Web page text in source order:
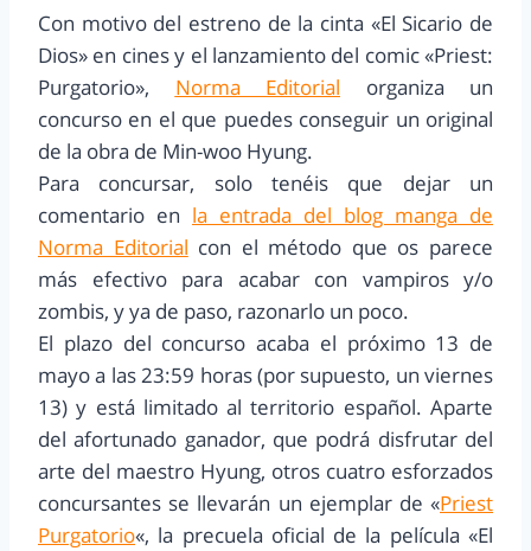
Con motivo del estreno de la cinta «El Sicario de
Dios» en cines y el lanzamiento del comic «Priest:
Purgatorio», Norma Editorial organiza un
concurso en el que puedes conseguir un original
de la obra de Min-woo Hyung.
Para concursar, solo tenéis que dejar un
comentario en la entrada del blog manga de
Norma Editorial con el método que os parece
más efectivo para acabar con vampiros y/o
zombis, y ya de paso, razonarlo un poco.
El plazo del concurso acaba el próximo 13 de
mayo a las 23:59 horas (por supuesto, un viernes
13) y está limitado al territorio español. Aparte
del afortunado ganador, que podrá disfrutar del
arte del maestro Hyung, otros cuatro esforzados
concursantes se llevarán un ejemplar de «Priest
Purgatorio«, la precuela oficial de la película «El